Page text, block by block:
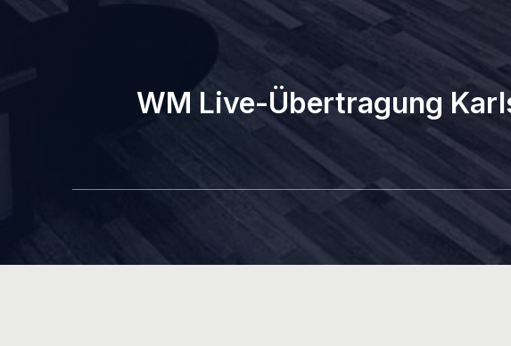
WM Live-Übertragung